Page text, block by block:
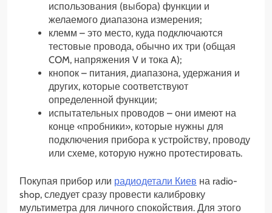
использования (выбора) функции и
желаемого диапазона измерения;
клемм – это место, куда подключаются
тестовые провода, обычно их три (общая
COM, напряжения V и тока A);
кнопок – питания, диапазона, удержания и
других, которые соответствуют
определенной функции;
испытательных проводов – они имеют на
конце «пробники», которые нужны для
подключения прибора к устройству, проводу
или схеме, которую нужно протестировать.
Покупая прибор или радиодетали Киев на radio-
shop, следует сразу провести калибровку
мультиметра для личного спокойствия. Для этого